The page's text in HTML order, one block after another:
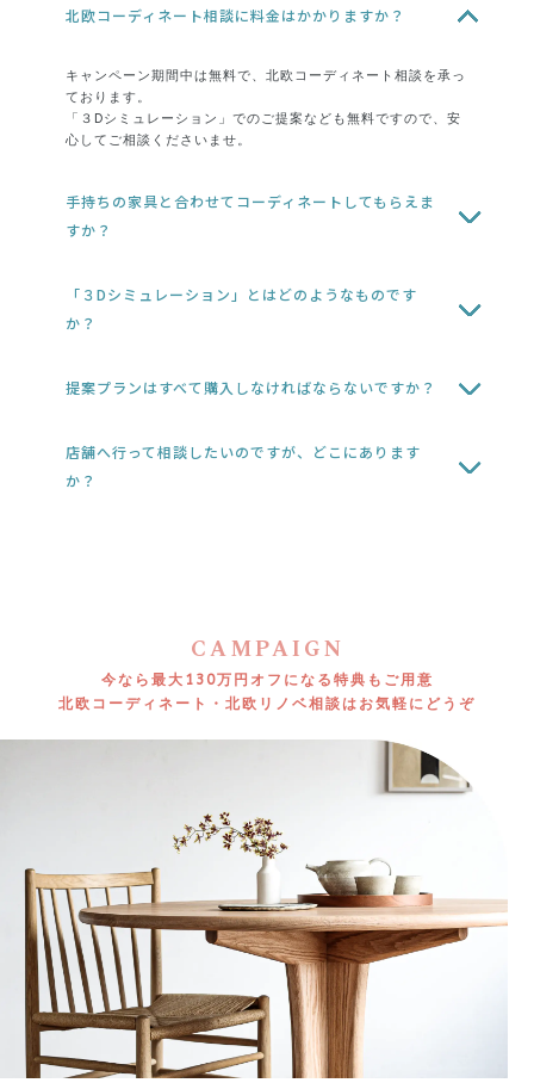
北欧コーディネート相談に料金はかかりますか？
キャンペーン期間中は無料で、北欧コーディネート相談を承っ
ております。
「３Dシミュレーション」でのご提案なども無料ですので、安
心してご相談くださいませ。
手持ちの家具と合わせてコーディネートしてもらえま
すか？
「３Dシミュレーション」とはどのようなものです
か？
提案プランはすべて購入しなければならないですか？
店舗へ行って相談したいのですが、どこにあります
か？
CAMPAIGN
今なら最大130万円オフになる特典もご用意
北欧コーディネート・北欧リノベ相談はお気軽にどうぞ